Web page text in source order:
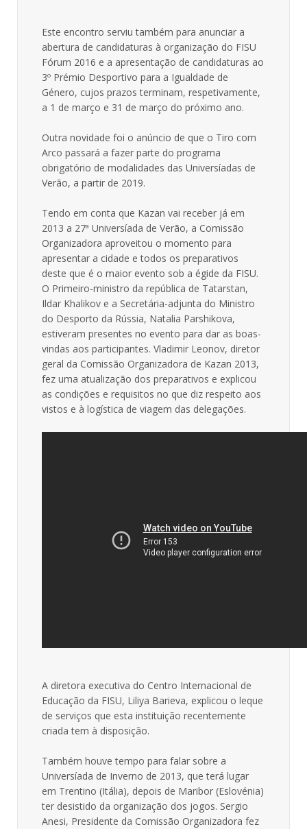
Este encontro serviu também para anunciar a
abertura de candidaturas à organização do FISU
Fórum 2016 e a apresentação de candidaturas ao
3º Prémio Desportivo para a Igualdade de
Género, cujos prazos terminam, respetivamente,
a 1 de março e 31 de março do próximo ano.
Outra novidade foi o anúncio de que o Tiro com
Arco passará a fazer parte do programa
obrigatório de modalidades das Universíadas de
Verão, a partir de 2019.
Tendo em conta que Kazan vai receber já em
2013 a 27ª Universíada de Verão, a Comissão
Organizadora aproveitou o momento para
apresentar a cidade e todos os preparativos
deste que é o maior evento sob a égide da FISU.
O Primeiro-ministro da república de Tatarstan,
Ildar Khalikov e a Secretária-adjunta do Ministro
do Desporto da Rússia, Natalia Parshikova,
estiveram presentes no evento para dar as boas-
vindas aos participantes. Vladimir Leonov, diretor
geral da Comissão Organizadora de Kazan 2013,
fez uma atualização dos preparativos e explicou
as condições e requisitos no que diz respeito aos
vistos e à logística de viagem das delegações.
A diretora executiva do Centro Internacional de
Educação da FISU, Liliya Barieva, explicou o leque
de serviços que esta instituição recentemente
criada tem à disposição.
Também houve tempo para falar sobre a
Universíada de Inverno de 2013, que terá lugar
em Trentino (Itália), depois de Maribor (Eslovénia)
ter desistido da organização dos jogos. Sergio
Anesi, Presidente da Comissão Organizadora fez